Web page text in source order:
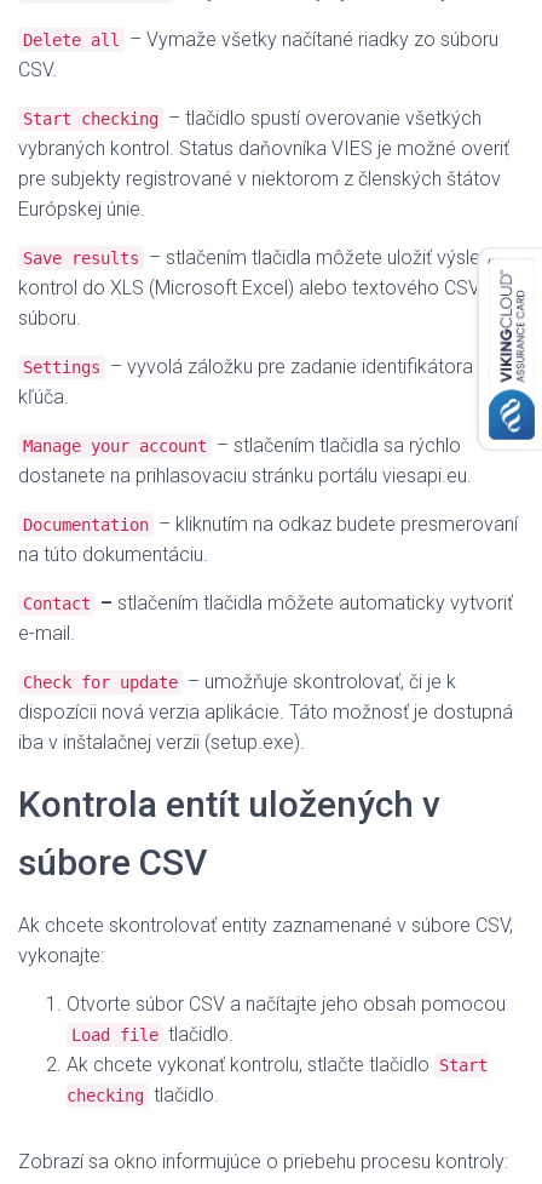
Delete all
– Vymaže všetky načítané riadky zo súboru
CSV.
Start checking – tlačidlo spustí overovanie všetkých
vybraných kontrol. Status daňovníka VIES je možné overiť
pre subjekty registrované v niektorom z členských štátov
Európskej únie.
Save results
– stlačením tlačidla môžete uložiť výsledky
kontrol do XLS (Microsoft Excel) alebo textového CSV
súboru.
Settings
– vyvolá záložku pre zadanie identifikátora a
kľúča.
Manage your account
– stlačením tlačidla sa rýchlo
dostanete na prihlasovaciu stránku portálu viesapi.eu.
Documentation – kliknutím na odkaz budete presmerovaní
na túto dokumentáciu.
Contact – stlačením tlačidla môžete automaticky vytvoriť
e-mail.
Check for update – umožňuje skontrolovať, či je k
dispozícii nová verzia aplikácie. Táto možnosť je dostupná
iba v inštalačnej verzii (setup.exe).
Kontrola entít uložených v
súbore CSV
Ak chcete skontrolovať entity zaznamenané v súbore CSV,
vykonajte:
Otvorte súbor CSV a načítajte jeho obsah pomocou
Load file tlačidlo.
Ak chcete vykonať kontrolu, stlačte tlačidlo
Start
checking tlačidlo.
Zobrazí sa okno informujúce o priebehu procesu kontroly: